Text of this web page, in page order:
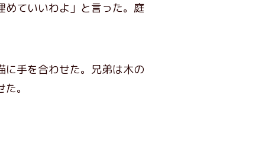
ていいわよ」と言った。庭
手を合わせた。兄弟は木の
。